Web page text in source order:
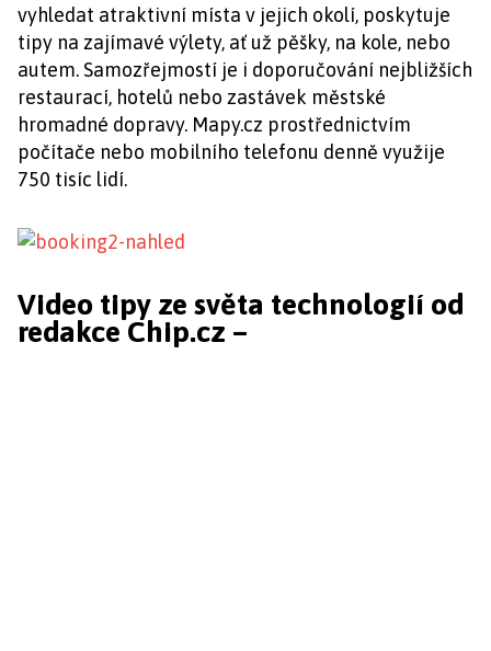
vyhledat atraktivní místa v jejich okolí, poskytuje
tipy na zajímavé výlety, ať už pěšky, na kole, nebo
autem. Samozřejmostí je i doporučování nejbližších
restaurací, hotelů nebo zastávek městské
hromadné dopravy. Mapy.cz prostřednictvím
počítače nebo mobilního telefonu denně využije
750 tisíc lidí.
Video tipy ze světa technologií od
redakce Chip.cz –